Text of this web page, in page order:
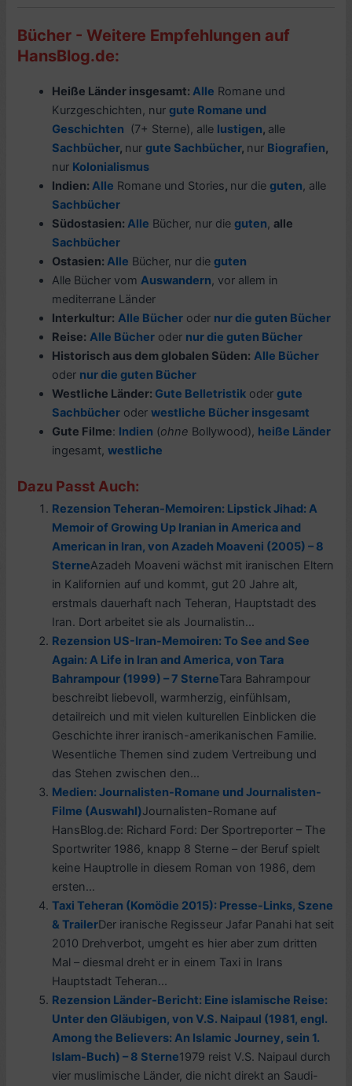
Bücher - Weitere Empfehlungen auf
HansBlog.de:
Heiße Länder insgesamt: Alle Romane und
Kurzgeschichten, nurgute Romane und
Geschichten (7+ Sterne), alle lustigen, alle
Sachbücher, nurgute Sachbücher, nur Biografien,
nur Kolonialismus
Indien: Alle Romane und Stories, nur dieguten, alle
Sachbücher
Südostasien: Alle Bücher, nur dieguten,alle
Sachbücher
Ostasien: Alle Bücher, nur dieguten
Alle Bücher vomAuswandern, vor allem in
mediterrane Länder
Interkultur: Alle Bücher oder nur die guten Bücher
Reise: Alle Bücher oder nur die guten Bücher
Historisch aus dem globalen Süden: Alle Bücher
oder nur die guten Bücher
Westliche Länder: Gute Belletristik odergute
Sachbücher oderwestliche Bücher insgesamt
Gute Filme: Indien (ohne Bollywood), heiße Länder
ingesamt,westliche
Dazu Passt Auch:
Rezension Teheran-Memoiren: Lipstick Jihad: A
Memoir of Growing Up Iranian in America and
American in Iran, von Azadeh Moaveni (2005) – 8
SterneAzadeh Moaveni wächst mit iranischen Eltern
in Kalifornien auf und kommt, gut 20 Jahre alt,
erstmals dauerhaft nach Teheran, Hauptstadt des
Iran. Dort arbeitet sie als Journalistin...
Rezension US-Iran-Memoiren: To See and See
Again: A Life in Iran and America, von Tara
Bahrampour (1999) – 7 SterneTara Bahrampour
beschreibt liebevoll, warmherzig, einfühlsam,
detailreich und mit vielen kulturellen Einblicken die
Geschichte ihrer iranisch-amerikanischen Familie.
Wesentliche Themen sind zudem Vertreibung und
das Stehen zwischen den...
Medien: Journalisten-Romane und Journalisten-
Filme (Auswahl)Journalisten-Romane auf
HansBlog.de: Richard Ford: Der Sportreporter – The
Sportwriter 1986, knapp 8 Sterne – der Beruf spielt
keine Hauptrolle in diesem Roman von 1986, dem
ersten...
Taxi Teheran (Komödie 2015): Presse-Links, Szene
& TrailerDer iranische Regisseur Jafar Panahi hat seit
2010 Drehverbot, umgeht es hier aber zum dritten
Mal – diesmal dreht er in einem Taxi in Irans
Hauptstadt Teheran...
Rezension Länder-Bericht: Eine islamische Reise:
Unter den Gläubigen, von V.S. Naipaul (1981, engl.
Among the Believers: An Islamic Journey, sein 1.
Islam-Buch) – 8 Sterne1979 reist V.S. Naipaul durch
vier muslimische Länder, die nicht direkt an Saudi-